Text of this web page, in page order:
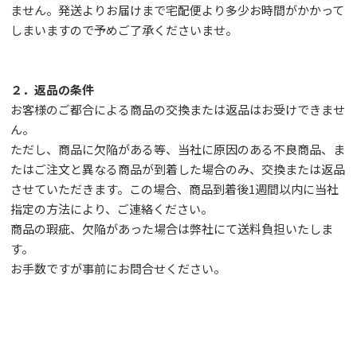
ません。発送よりお届けまで宅配便より多少お時間がかかって
しまいますので予めご了承くださいませ。
２．返品の条件
お客様のご都合による商品の交換または返品はお受けできませ
ん。
ただし、 商品に欠陥がある等、当社に原因のある不良商品、ま
たはご注文と異なる商品が到着した場合のみ、交換または返品
させていただきます。この場合、商品到着後1週間以内に当社
指定の方法により、ご連絡ください。
商品の瑕疵、欠陥があった場合は弊社にて送料負担いたしま
す。
お手数ですが事前にお問合せください。